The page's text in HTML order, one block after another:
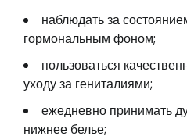
наблюдать за
гормональным фоном;
пользоваться
уходу за гениталиями;
ежедневно принимать
нижнее белье;